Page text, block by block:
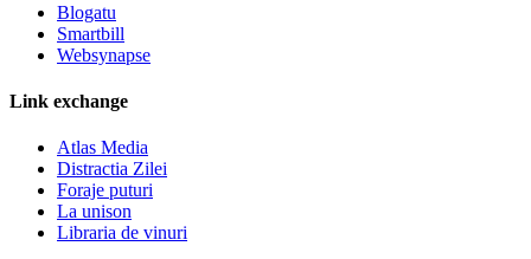
Blogatu
Smartbill
Websynapse
Link exchange
Atlas Media
Distractia Zilei
Foraje puturi
La unison
Libraria de vinuri